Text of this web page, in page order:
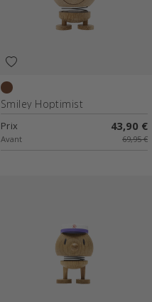
Chêne brut
Smiley Hoptimist
Prix 43,90 €
Avant 69,95 €